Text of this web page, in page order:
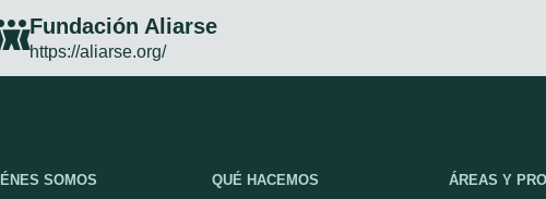
Fundación Aliarse
https://aliarse.org/
SOMOS QUÉ HACEMOS ÁREAS Y